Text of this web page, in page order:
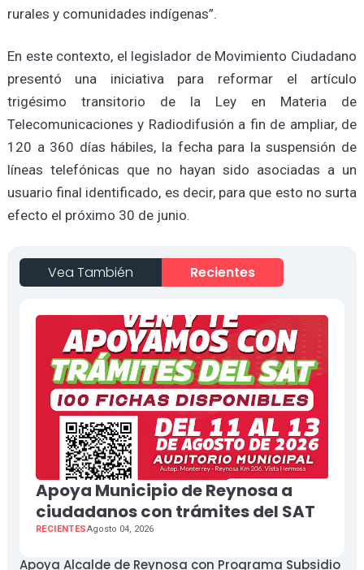
rurales y comunidades indígenas”.
En este contexto, el legislador de Movimiento Ciudadano
presentó una iniciativa para reformar el artículo
trigésimo transitorio de la Ley en Materia de
Telecomunicaciones y Radiodifusión a fin de ampliar, de
120 a 360 días hábiles, la fecha para la suspensión de
líneas telefónicas que no hayan sido asociadas a un
usuario final identificado, es decir, para que esto no surta
efecto el próximo 30 de junio.
Vea También Recientes
Apoya Municipio de Reynosa a
ciudadanos con trámites del SAT
RECIENTESAgosto 04, 2026
Apoya Alcalde de Reynosa con Programa Subsidio